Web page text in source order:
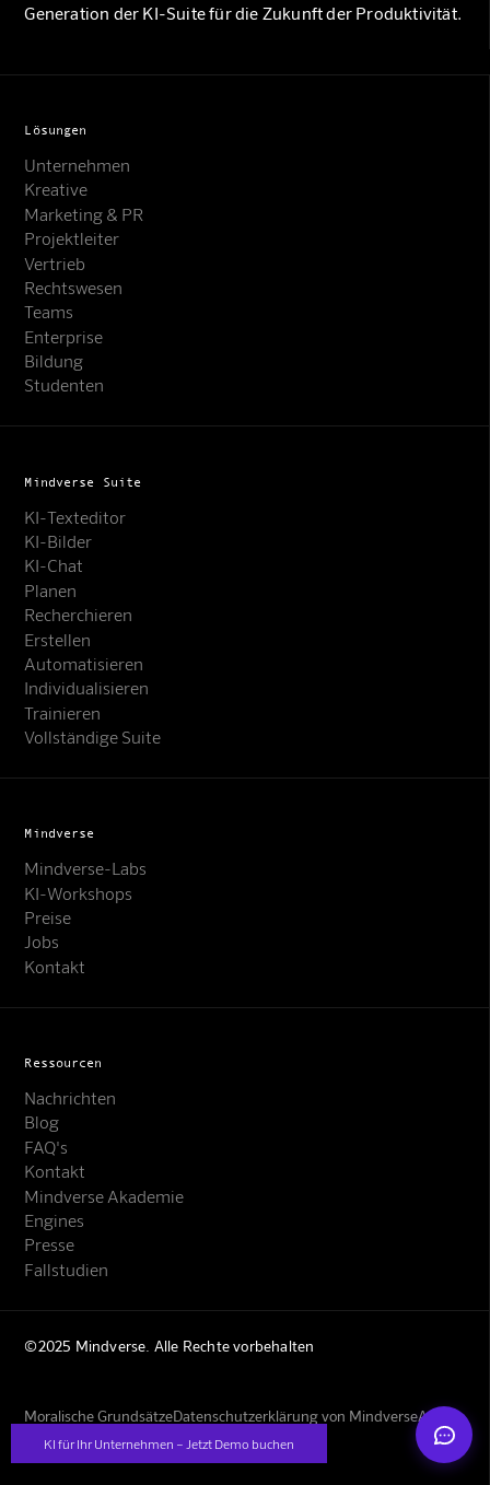
KI für Ihr Unternehmen – Jetzt Demo buchen
Online · KI-Assistent
Mindverse
Generation der KI-Suite für die Zukunft der Produktivität.
Lösungen
Unternehmen
Kreative
Marketing & PR
Projektleiter
Vertrieb
Rechtswesen
Teams
Enterprise
Bildung
Studenten
Mindverse Suite
KI-Texteditor
KI-Bilder
KI-Chat
Planen
Recherchieren
Erstellen
Automatisieren
Individualisieren
Trainieren
Vollständige Suite
Mindverse
Mindverse-Labs
KI-Workshops
Preise
Jobs
Kontakt
Ressourcen
Nachrichten
Blog
FAQ's
Kontakt
Mindverse Akademie
Engines
Presse
Fallstudien
©2025 Mindverse. Alle Rechte vorbehalten
Moralische GrundsätzeDatenschutzerklärung von MindverseAGBs
Impressum